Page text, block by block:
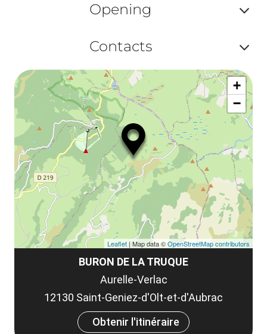
ou
Opening
ou
et
Contacts
ou
BURON DE LA TRUQUE
Aurelle-Verlac
12130 Saint-Geniez-d'Olt-et-d'Aubrac
Obtenir l'itinéraire
+
−
Leaflet| Map data ©OpenStreetMap contributors